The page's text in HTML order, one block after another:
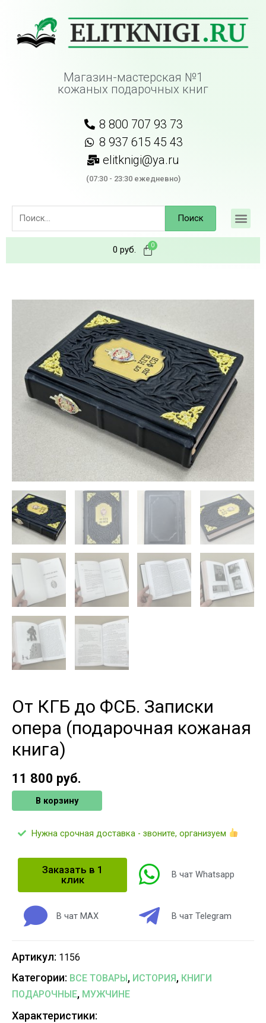
Магазин-мастерская №1
кожаных подарочных книг
8 800 707 93 73
8 937 615 45 43
elitknigi@ya.ru
(07:30 - 23:30 ежедневно)
Поиск
0 руб.
От КГБ до ФСБ. Записки
опера (подарочная кожаная
книга)
11 800 руб.
В корзину
Нужна срочная доставка - звоните, организуем
Заказать в 1
клик
В чат Whatsapp
В чат MAX В чат Telegram
Артикул: 1156
Категории: ВСЕ ТОВАРЫ, ИСТОРИЯ, КНИГИ
ПОДАРОЧНЫЕ, МУЖЧИНЕ
Характеристики: